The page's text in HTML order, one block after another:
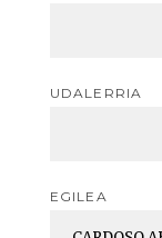
UDALERRIA
EGILEA